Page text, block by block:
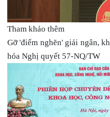
Tham khảo thêm
Gỡ 'điểm nghẽn' giải ngân,
hóa Nghị quyết 57-NQ/TW